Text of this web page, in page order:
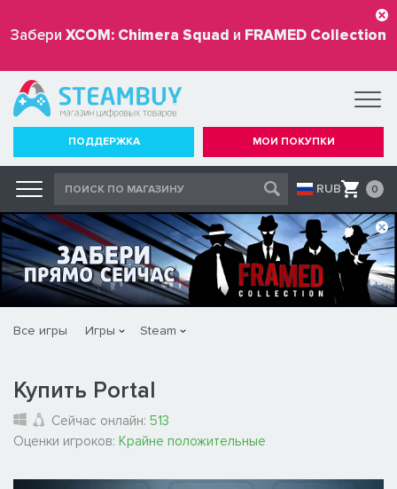
Забери XCOM: Chimera Squad и FRAMED Collection
бесплатно
ПОДДЕРЖКА МОИ ПОКУПКИ
RUB 0
Все игры Игры Steam
Купить Portal
Сейчас онлайн: 513
Оценки игроков: Крайне положительные